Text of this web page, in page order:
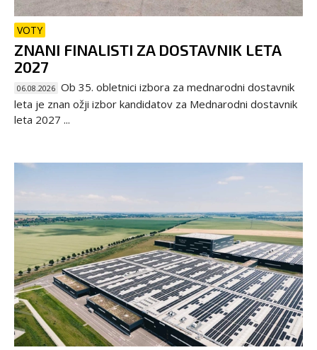
VOTY
ZNANI FINALISTI ZA DOSTAVNIK LETA
2027
06.08.2026 Ob 35. obletnici izbora za mednarodni dostavnik
leta je znan ožji izbor kandidatov za Mednarodni dostavnik
leta 2027 ...